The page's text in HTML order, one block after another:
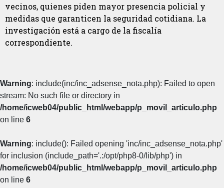
vecinos, quienes piden mayor presencia policial y
medidas que garanticen la seguridad cotidiana. La
investigación está a cargo de la fiscalía
correspondiente.
Warning: include(inc/inc_adsense_nota.php): Failed to open
stream: No such file or directory in
/home/icweb04/public_html/webapp/p_movil_articulo.php
on line 6
Warning: include(): Failed opening 'inc/inc_adsense_nota.php'
for inclusion (include_path='.:/opt/php8-0/lib/php') in
/home/icweb04/public_html/webapp/p_movil_articulo.php
on line 6